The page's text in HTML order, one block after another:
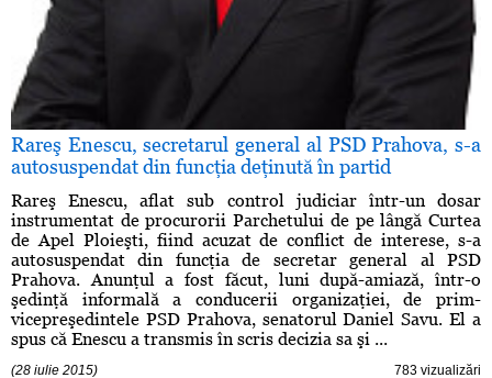
Rareş Enescu, secretarul general al PSD Prahova, s-a
autosuspendat din funcţia deţinută în partid
Rareş Enescu, aflat sub control judiciar într-un dosar
instrumentat de procurorii Parchetului de pe lângă Curtea
de Apel Ploieşti, fiind acuzat de conflict de interese, s-a
autosuspendat din funcţia de secretar general al PSD
Prahova. Anunţul a fost făcut, luni după-amiază, într-o
şedinţă informală a conducerii organizaţiei, de prim-
vicepreşedintele PSD Prahova, senatorul Daniel Savu. El a
spus că Enescu a transmis în scris decizia sa şi ...
(28 iulie 2015) 783 vizualizări